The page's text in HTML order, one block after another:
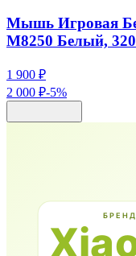
Мышь Игровая
M8250 Белый,
1 900 ₽
2 000 ₽-5%